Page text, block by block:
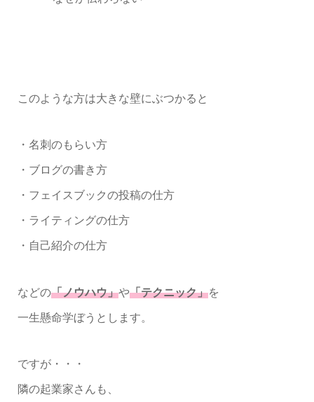
このような方は大きな壁にぶつかると
・名刺のもらい方
・ブログの書き方
・フェイスブックの投稿の仕方
・ライティングの仕方
・自己紹介の仕方
などの「ノウハウ」や「テクニック」を
一生懸命学ぼうとします。
ですが・・・
隣の起業家さんも、